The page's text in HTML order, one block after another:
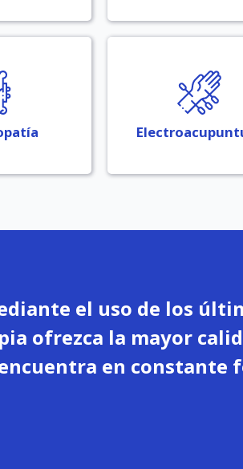
el uso de los
ofrezca la mayor
en constante